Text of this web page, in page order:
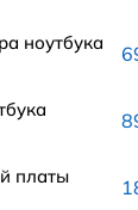
ноутбука
платы